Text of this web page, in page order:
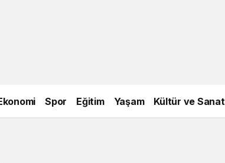
Spor Eğitim Yaşam Kültür ve Sanat